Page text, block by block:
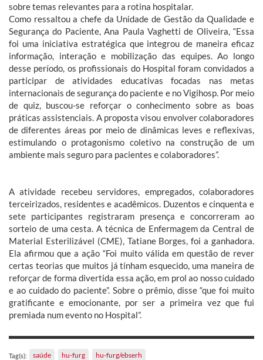
sobre temas relevantes para a rotina hospitalar.
Como ressaltou a chefe da Unidade de Gestão da Qualidade e
Segurança do Paciente, Ana Paula Vaghetti de Oliveira, “Essa
foi uma iniciativa estratégica que integrou de maneira eficaz
informação, interação e mobilização das equipes. Ao longo
desse período, os profissionais do Hospital foram convidados a
participar de atividades educativas focadas nas metas
internacionais de segurança do paciente e no Vigihosp. Por meio
de quiz, buscou-se reforçar o conhecimento sobre as boas
práticas assistenciais. A proposta visou envolver colaboradores
de diferentes áreas por meio de dinâmicas leves e reflexivas,
estimulando o protagonismo coletivo na construção de um
ambiente mais seguro para pacientes e colaboradores”.
A atividade recebeu servidores, empregados, colaboradores
terceirizados, residentes e acadêmicos. Duzentos e cinquenta e
sete participantes registraram presença e concorreram ao
sorteio de uma cesta. A técnica de Enfermagem da Central de
Material Esterilizável (CME), Tatiane Borges, foi a ganhadora.
Ela afirmou que a ação “Foi muito válida em questão de rever
certas teorias que muitos já tinham esquecido, uma maneira de
reforçar de forma divertida essa ação, em prol ao nosso cuidado
e ao cuidado do paciente”. Sobre o prêmio, disse “que foi muito
gratificante e emocionante, por ser a primeira vez que fui
premiada num evento no Hospital”.
Tag(s): saúde hu-furg hu-furg/ebserh